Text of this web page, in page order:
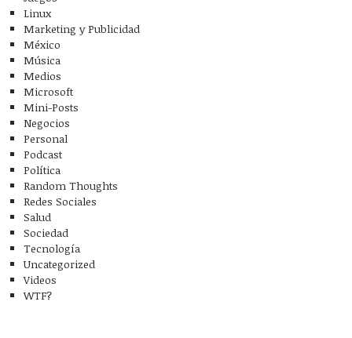
Linux
Marketing y Publicidad
México
Música
Medios
Microsoft
Mini-Posts
Negocios
Personal
Podcast
Política
Random Thoughts
Redes Sociales
Salud
Sociedad
Tecnología
Uncategorized
Videos
WTF?